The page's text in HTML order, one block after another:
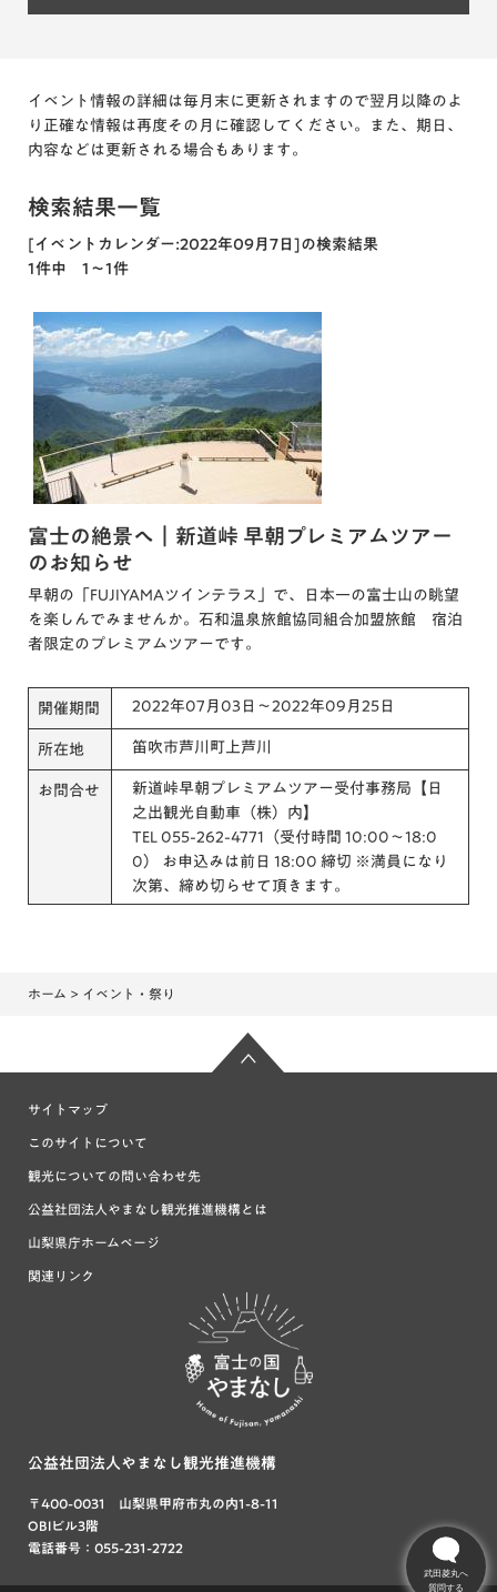
イベント情報の詳細は毎月末に更新されますので翌月以降のよ
り正確な情報は再度その月に確認してください。また、期日、
内容などは更新される場合もあります。
検索結果一覧
[イベントカレンダー:2022年09月7日]の検索結果
1件中 1～1件
富士の絶景へ｜新道峠 早朝プレミアムツアー
のお知らせ
早朝の「FUJIYAMAツインテラス」で、日本一の富士山の眺望
を楽しんでみませんか。石和温泉旅館協同組合加盟旅館 宿泊
者限定のプレミアムツアーです。
開催期間 2022年07月03日～2022年09月25日
所在地 笛吹市芦川町上芦川
お問合せ
新道峠早朝プレミアムツアー受付事務局【日
之出観光自動車（株）内】
TEL 055-262-4771（受付時間 10:00〜18:0
0） お申込みは前日 18:00 締切 ※満員になり
次第、締め切らせて頂きます。
ホーム > イベント・祭り
サイトマップ
このサイトについて
観光についての問い合わせ先
公益社団法人やまなし観光推進機構とは
山梨県庁ホームページ
関連リンク
富士の国や
まなし
公益社団法人やまなし観光推進機構
〒400-0031 山梨県甲府市丸の内1-8-11
OBIビル3階
電話番号：055-231-2722
武田菱丸へ
質問する